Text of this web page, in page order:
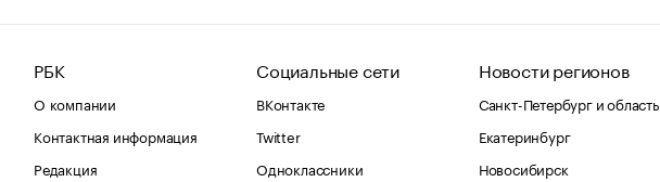
РБК
О компании
Контактная информация
Редакция
Социальные сети
ВКонтакте
Twitter
Одноклассники
Новости регионов
Санкт-Петербург и область
Екатеринбург
Новосибирск